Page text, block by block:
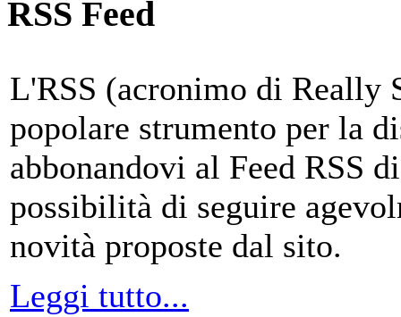
RSS Feed
L'RSS (acronimo di Really
popolare strumento per la
abbonandovi al Feed RSS
possibilità di seguire
novità proposte dal sito.
Leggi tutto...